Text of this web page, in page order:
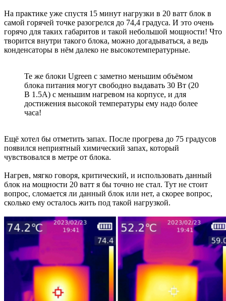
На практике уже спустя 15 минут нагрузки в 20 ватт блок в
самой горячей точке разогрелся до 74,4 градуса. И это очень
горячо для таких габаритов и такой небольшой мощности! Что
творится внутри такого блока, можно догадываться, а ведь
конденсаторы в нём далеко не высокотемпературные.
Те же блоки Ugreen с заметно меньшим объёмом
блока питания могут свободно выдавать 30 Вт (20
В 1.5А) с меньшим нагревом на корпусе, и для
достижения высокой температуры ему надо более
часа!
Ещё хотел бы отметить запах. После прогрева до 75 градусов
появился неприятный химический запах, который
чувствовался в метре от блока.
Нагрев, мягко говоря, критический, и использовать данный
блок на мощности 20 ватт я бы точно не стал. Тут не стоит
вопрос, сломается ли данный блок или нет, а скорее вопрос,
сколько ему осталось жить под такой нагрузкой.